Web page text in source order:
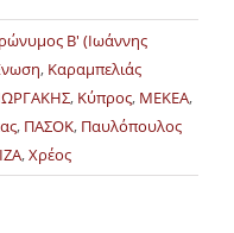
Β' (Ιωάννης
, Καραμπελιάς
, Κύπρος, ΜΕΚΕΑ,
, ΠΑΣΟΚ, Παυλόπουλος
,Χρέος